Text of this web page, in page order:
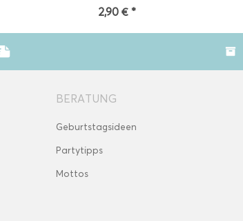
2,90 € *
BERATUNG
Geburtstagsideen
Partytipps
Mottos